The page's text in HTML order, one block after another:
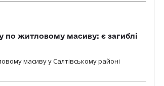
по житловому масиву: є загиблі
масиву у Салтівському районі